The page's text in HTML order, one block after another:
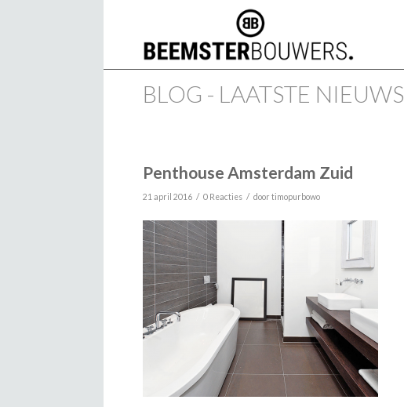
BLOG - LAATSTE NIEUWS
Penthouse Amsterdam Zuid
21 april 2016 / 0 Reacties / door timopurbowo